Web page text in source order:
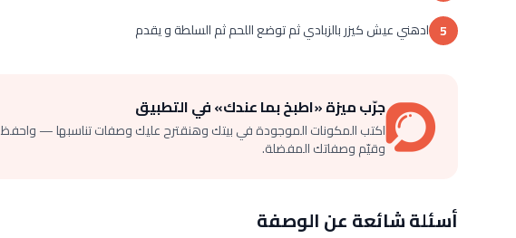
5 ادهني عيش كيزر بالزبادي ثم توضع اللحم ثم السلطة و يقدم
جرّب ميزة «اطبخ بما عندك» في التطبيق
اكتب المكونات الموجودة في بيتك وهنقترح عليك وصفات تناسبها — واحفظ
وقيّم وصفاتك المفضلة.
أسئلة شائعة عن الوصفة